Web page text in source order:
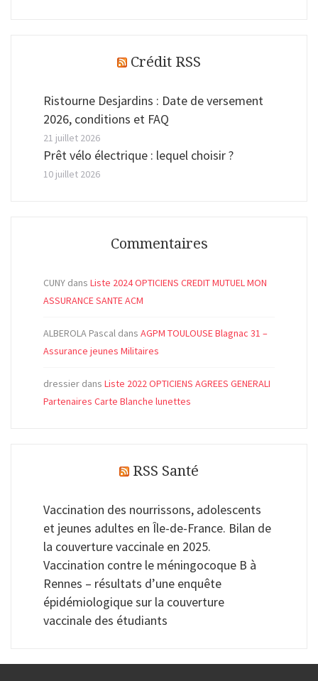
Crédit RSS
Ristourne Desjardins : Date de versement
2026, conditions et FAQ
21 juillet 2026
Prêt vélo électrique : lequel choisir ?
10 juillet 2026
Commentaires
CUNY dans Liste 2024 OPTICIENS CREDIT MUTUEL MON
ASSURANCE SANTE ACM
ALBEROLA Pascal dans AGPM TOULOUSE Blagnac 31 –
Assurance jeunes Militaires
dressier dans Liste 2022 OPTICIENS AGREES GENERALI
Partenaires Carte Blanche lunettes
RSS Santé
Vaccination des nourrissons, adolescents
et jeunes adultes en Île-de-France. Bilan de
la couverture vaccinale en 2025.
Vaccination contre le méningocoque B à
Rennes – résultats d’une enquête
épidémiologique sur la couverture
vaccinale des étudiants